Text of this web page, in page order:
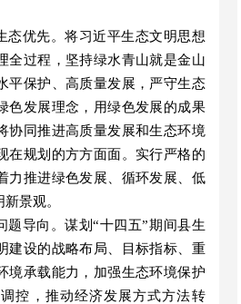
态优先。将习近平生态文明思想
全过程，坚持绿水青山就是金山
平保护、高质量发展，严守生态
色发展理念，用绿色发展的成果
协同推进高质量发展和生态环境
在规划的方方面面。实行严格的
力推进绿色发展、循环发展、低
景观。
题导向。谋划“十四五”期间县生
建设的战略布局、目标指标、重
境承载能力，加强生态环境保护
控，推动经济发展方式方法转